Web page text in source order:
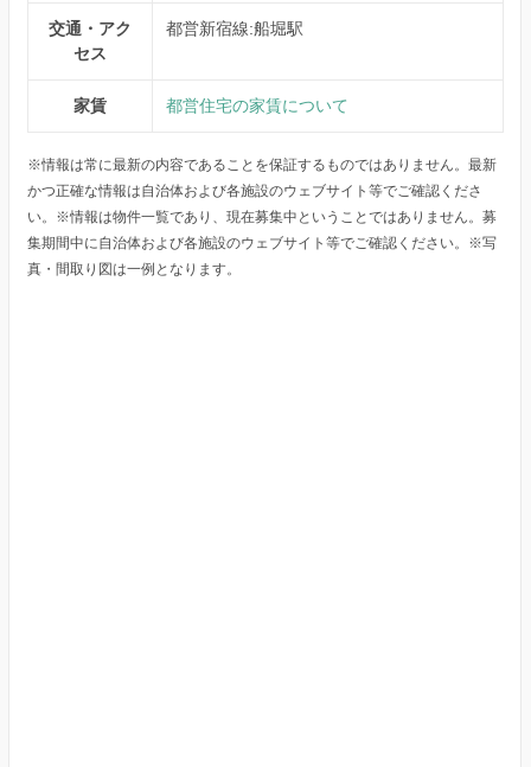
交通・アク
セス
都営新宿線:船堀駅
家賃 都営住宅の家賃について
※情報は常に最新の内容であることを保証するものではありません。最新
かつ正確な情報は自治体および各施設のウェブサイト等でご確認くださ
い。※情報は物件一覧であり、現在募集中ということではありません。募
集期間中に自治体および各施設のウェブサイト等でご確認ください。※写
真・間取り図は一例となります。